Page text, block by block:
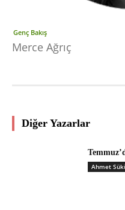
Genç Bakış
Merce Ağrıç
Diğer Yazarlar
Ahmet